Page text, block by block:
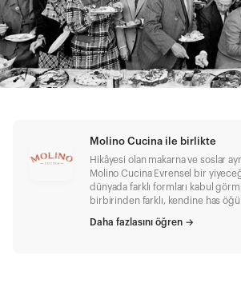
Molino Cucina ile birlikte
Hikâyesi olan makarna ve soslar
Molino Cucina Evrensel bir yiyeceğe dönüşmüş, tüm
dünyada farklı formları kabul
birbirinden farklı, kendine has
Makarnaya ayrı bir karakter veren
Daha fazlasını öğren →